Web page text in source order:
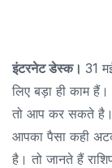
इंटरनेट डेस्क। 31
लिए बड़ा ही काम
तो आप कर सकते है।
आपका पैसा कही
है। तो जानते हैं